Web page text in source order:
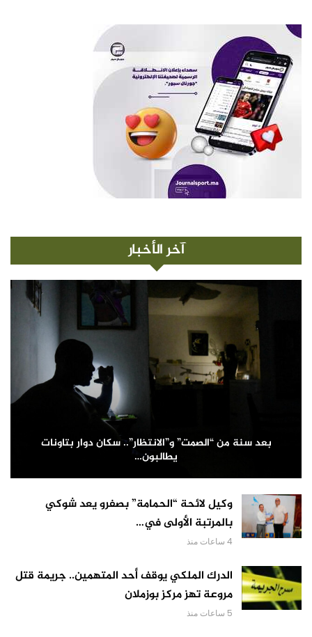
آخر الأخبار
بعد سنة من “الصمت” و”الانتظار”.. سكان دوار بتاونات
يطالبون…
وكيل لائحة “الحمامة” بصفرو يعد شوكي
بالمرتبة الأولى في…
4 ساعات منذ
الدرك الملكي يوقف أحد المتهمين.. جريمة قتل
مروعة تهز مركز بوزملان
5 ساعات منذ